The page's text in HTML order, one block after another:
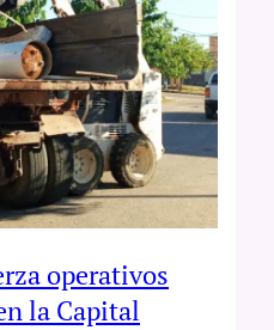
operativos
la Capital